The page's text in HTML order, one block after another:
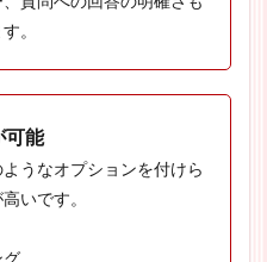
。
可能
うなオプションを付けら
いです。
グ